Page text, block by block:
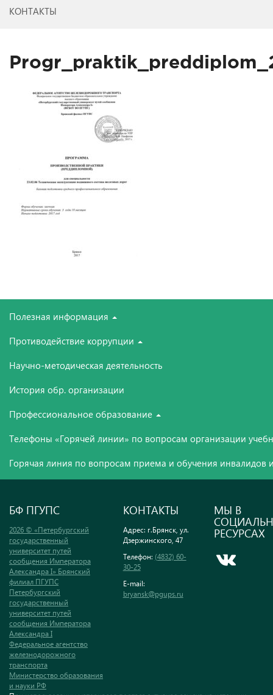
КОНТАКТЫ
Полезная информация
Противодействие коррупции
Научно-методическая деятельность
История обр. организации
Профессиональное образование
Телефоны «Горячей линии» по вопросам организации
Горячая линия по вопросам приема и обучения инвалидов
БФ ПГУПС
2026 © «Петербургский
государственный
университет путей
сообщения Императора
Александра I» Брянский
филиал ПГУПС
Петербургский
государственный
университет путей
сообщения Императора
Александра I
Федеральное агентство
железнодорожного
транспорта
Министерство образования
и науки РФ
КОНТАКТЫ
Адрес: г.Брянск, ул.
Дзержинского, 47
Телефон: (4832) 60-
30-25
E-mail:
bryansk@pgups.ru
МЫ В
РЕСУРСАХ